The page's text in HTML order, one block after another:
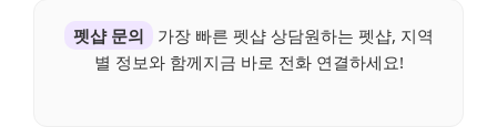
펫샵 문의
가장 빠른 펫샵 상담원하는 펫샵, 지역
별 정보와 함께지금 바로 전화 연결하세요!